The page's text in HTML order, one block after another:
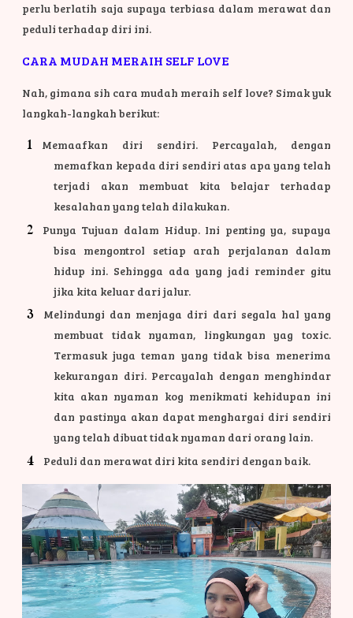
perlu berlatih saja supaya terbiasa dalam merawat dan
peduli terhadap diri ini.
CARA MUDAH MERAIH SELF LOVE
Nah, gimana sih cara mudah meraih self love? Simak yuk
langkah-langkah berikut:
Memaafkan diri sendiri. Percayalah, dengan
memafkan kepada diri sendiri atas apa yang telah
terjadi akan membuat kita belajar terhadap
kesalahan yang telah dilakukan.
Punya Tujuan dalam Hidup. Ini penting ya, supaya
bisa mengontrol setiap arah perjalanan dalam
hidup ini. Sehingga ada yang jadi reminder gitu
jika kita keluar dari jalur.
Melindungi dan menjaga diri dari segala hal yang
membuat tidak nyaman, lingkungan yag toxic.
Termasuk juga teman yang tidak bisa menerima
kekurangan diri. Percayalah dengan menghindar
kita akan nyaman kog menikmati kehidupan ini
dan pastinya akan dapat menghargai diri sendiri
yang telah dibuat tidak nyaman dari orang lain.
Peduli dan merawat diri kita sendiri dengan baik.